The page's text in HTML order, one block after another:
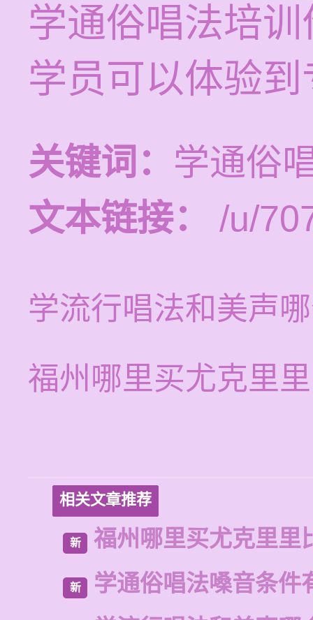
学通俗唱法培
学员可以体验
关键词： 学通俗
文本链接：
/u/
学流行唱法和美声
福州哪里买尤克里
相关文章推荐
新 福州哪里买尤克里里
新
学通俗唱法嗓音条件